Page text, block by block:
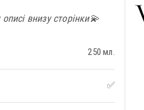
внизу сторінки💫
250 мл.
✅